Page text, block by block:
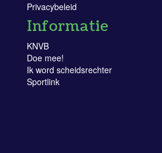
Privacybeleid
Informatie
KNVB
Doe mee!
Ik word scheidsrechter
Sportlink